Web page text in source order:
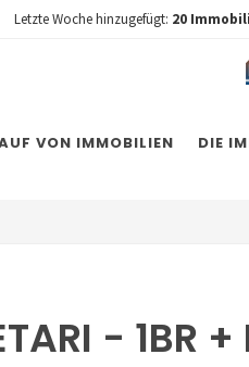
Letzte Woche hinzugefügt: 20
VON IMMOBILIEN DIE
-